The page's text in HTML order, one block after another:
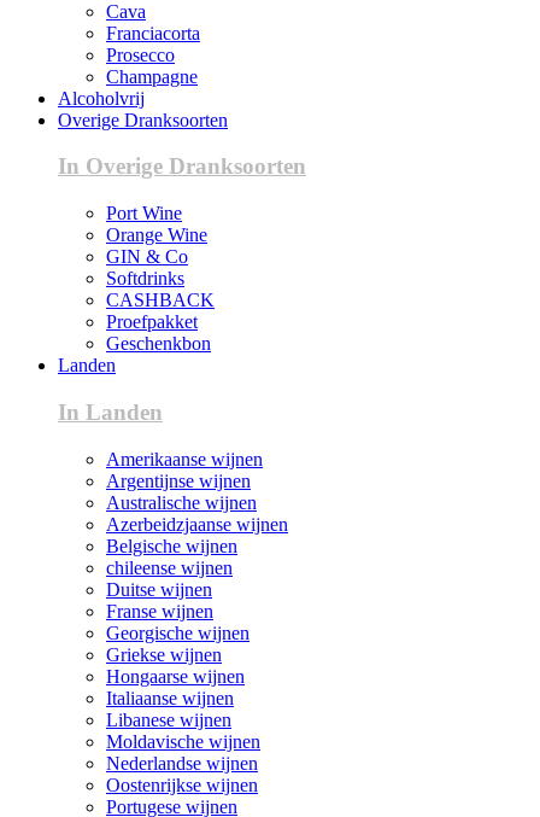
Cava
Franciacorta
Prosecco
Champagne
Alcoholvrij
Overige Dranksoorten
In Overige Dranksoorten
Port Wine
Orange Wine
GIN & Co
Softdrinks
CASHBACK
Proefpakket
Geschenkbon
Landen
In Landen
Amerikaanse wijnen
Argentijnse wijnen
Australische wijnen
Azerbeidzjaanse wijnen
Belgische wijnen
chileense wijnen
Duitse wijnen
Franse wijnen
Georgische wijnen
Griekse wijnen
Hongaarse wijnen
Italiaanse wijnen
Libanese wijnen
Moldavische wijnen
Nederlandse wijnen
Oostenrijkse wijnen
Portugese wijnen